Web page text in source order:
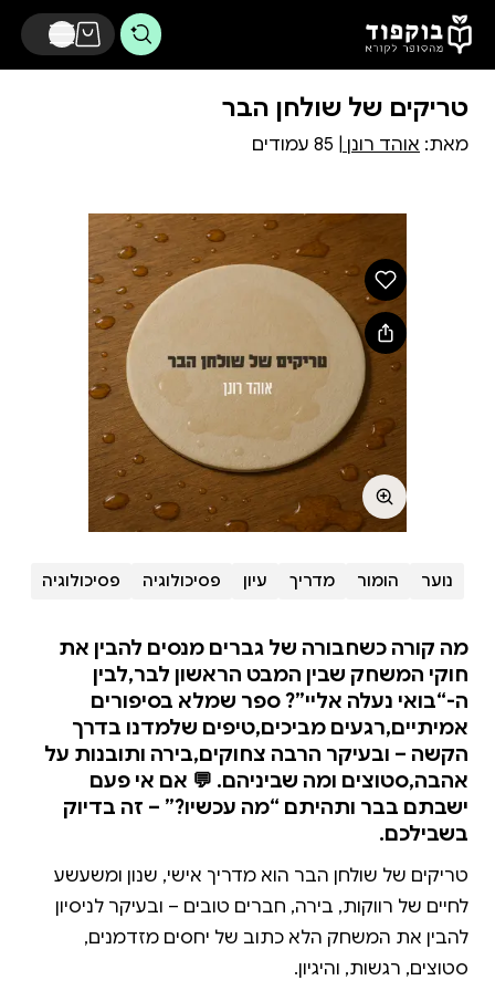
דלג לתוכן הראשי
טריקים של שולחן הבר
מאת: אוהד רונן
נוער הומור מדריך עיון פסיכולוגיה פסיכולוגיה
מה קורה כשחבורה של גברים מנסים להבין את
חוקי המשחק שבין המבט הראשון לבר,לבין
ה-“בואי נעלה אליי”? ספר שמלא בסיפורים
אמיתיים,רגעים מביכים,טיפים שלמדנו בדרך
הקשה – ובעיקר הרבה צחוקים,בירה ותובנות על
אהבה,סטוצים ומה שביניהם. 💬 אם אי פעם
ישבתם בבר ותהיתם “מה עכשיו?” – זה בדיוק
בשבילכם.
טריקים של שולחן הבר הוא מדריך אישי, שנון ומשעשע
לחיים של רווקות, בירה, חברים טובים – ובעיקר לניסיון
להבין את המשחק הלא כתוב של יחסים מזדמנים,